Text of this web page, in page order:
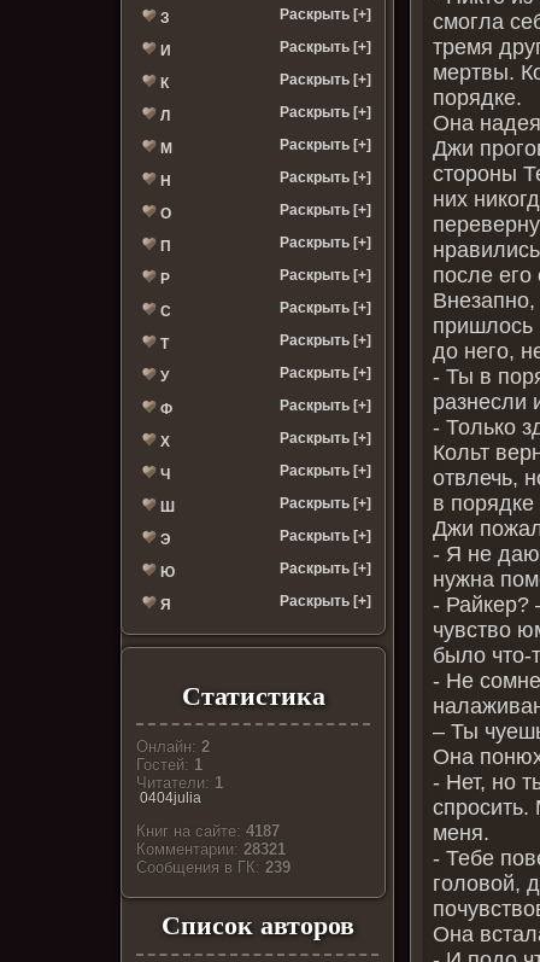
З Раскрыть [+]
И Раскрыть [+]
К Раскрыть [+]
Л Раскрыть [+]
М Раскрыть [+]
Н Раскрыть [+]
О Раскрыть [+]
П Раскрыть [+]
Р Раскрыть [+]
С Раскрыть [+]
Т Раскрыть [+]
У Раскрыть [+]
Ф Раскрыть [+]
Х Раскрыть [+]
Ч Раскрыть [+]
Ш Раскрыть [+]
Э Раскрыть [+]
Ю Раскрыть [+]
Я Раскрыть [+]
Статистика
Онлайн:2
Гостей: 1
Читатели: 1
0404julia
Книг на сайте:4187
Комментарии:28321
Cообщения в ГК:239
Список авторов
смогла
тремя
мертвы.
порядке.
Она
Джи
стороны
них
после его
пришлось
до него,
- Ты в
разнесли
- Только
Кольт
отвлечь,
в
Джи
- Я не даю
нужна
- Райкер?
чувство
было что-
- Не
– Ты
Она
- Нет, но
меня.
- Тебе
головой,
Она